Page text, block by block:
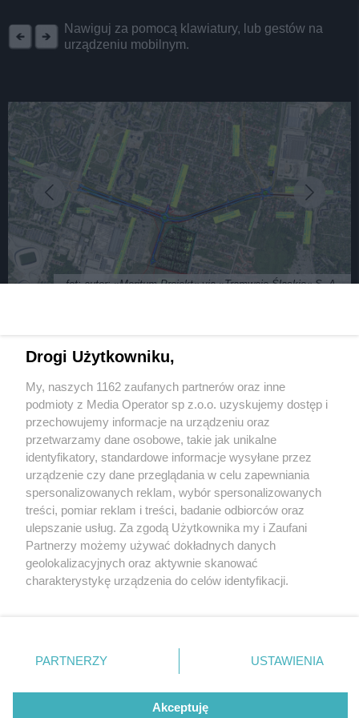
Nawiguj za pomocą klawiatury, lub gestów na
urządzeniu mobilnym.
fot: autor: »Meritum Projekt« via »Tramwaje Śląskie« S. A.
przez Pekin szybko nie powstanie. Przetarg na
łącznik linii numer 15 i 27 unieważniony
3 / 4
Sosnowiec. Plan nowej
łącznicy tramwajowej
między pętlą na rondzie
Jana Pawła II a torowiskiem
na rondzie Żołnierzy
Wydawca mediów lokalnych
Nie zapomnij
zapoznać się z:
polityką prywatności
Twojemiasto
Piekary Śląskie
Chorzów
Tarnowskie Góry
Gliwice
Skontakuj sięz nami
Kontakt
Redakcja
Newsletter
Drogi Użytkowniku,
My, naszych 1162 zaufanych partnerów oraz inne
podmioty z Media Operator sp z.o.o. uzyskujemy dostęp i
przechowujemy informacje na urządzeniu oraz
przetwarzamy dane osobowe, takie jak unikalne
identyfikatory, standardowe informacje wysyłane przez
urządzenie czy dane przeglądania w celu zapewniania
spersonalizowanych reklam, wybór spersonalizowanych
treści, pomiar reklam i treści, badanie odbiorców oraz
ulepszanie usług. Za zgodą Użytkownika my i Zaufani
Partnerzy możemy używać dokładnych danych
geolokalizacyjnych oraz aktywnie skanować
charakterystykę urządzenia do celów identyfikacji.
zmienić/wycofać klikając przycisk ustawień prywatności
znajdujący się w lewym dolnym rogu strony
rodzaje przetwarzania danych nie wymagają zgody
użytkownika, ale masz prawo sprzeciwić się takiemu
PARTNERZY USTAWIENIA
Akceptuję